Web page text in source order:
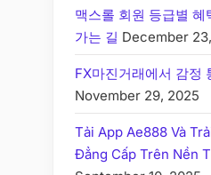
맥스롤 회원 등급별
가는 길 December
FX마진거래에서 감정
November 29, 2025
Tải App Ae888 Và
Đẳng Cấp Trên Nền